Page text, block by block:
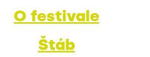
O festivale
Štáb